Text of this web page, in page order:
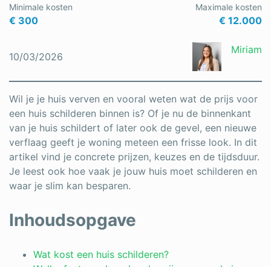
Stukadoor
Vloeren
Vochtbestrijding
Warmtepomp
Zonnepanelen
Zonwering
Bent u een vakspecialist?
Minimale kosten
€ 300
Maximale kosten
€ 12.000
10/03/2026
Miriam
Wil je je huis verven en vooral weten wat de prijs voor
een huis schilderen binnen is? Of je nu de binnenkant
van je huis schildert of later ook de gevel, een nieuwe
verflaag geeft je woning meteen een frisse look. In dit
artikel vind je concrete prijzen, keuzes en de tijdsduur.
Je leest ook hoe vaak je jouw huis moet schilderen en
waar je slim kan besparen.
Inhoudsopgave
Wat kost een huis schilderen?